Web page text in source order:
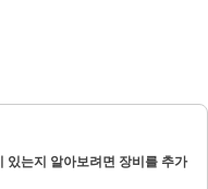
있는지 알아보려면 장비를 추가